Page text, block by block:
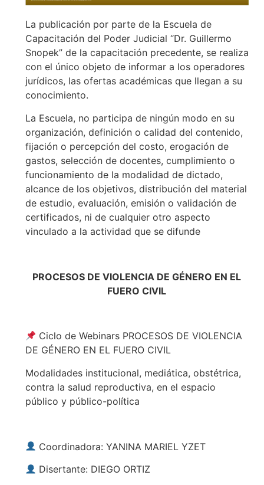
La publicación por parte de la Escuela de
Capacitación del Poder Judicial “Dr. Guillermo
Snopek” de la capacitación precedente, se realiza
con el único objeto de informar a los operadores
jurídicos, las ofertas académicas que llegan a su
conocimiento.
La Escuela, no participa de ningún modo en su
organización, definición o calidad del contenido,
fijación o percepción del costo, erogación de
gastos, selección de docentes, cumplimiento o
funcionamiento de la modalidad de dictado,
alcance de los objetivos, distribución del material
de estudio, evaluación, emisión o validación de
certificados, ni de cualquier otro aspecto
vinculado a la actividad que se difunde
PROCESOS DE VIOLENCIA DE GÉNERO EN EL
FUERO CIVIL
Ciclo de Webinars PROCESOS DE VIOLENCIA
DE GÉNERO EN EL FUERO CIVIL
Modalidades institucional, mediática, obstétrica,
contra la salud reproductiva, en el espacio
público y público-política
Coordinadora: YANINA MARIEL YZET
Disertante: DIEGO ORTIZ